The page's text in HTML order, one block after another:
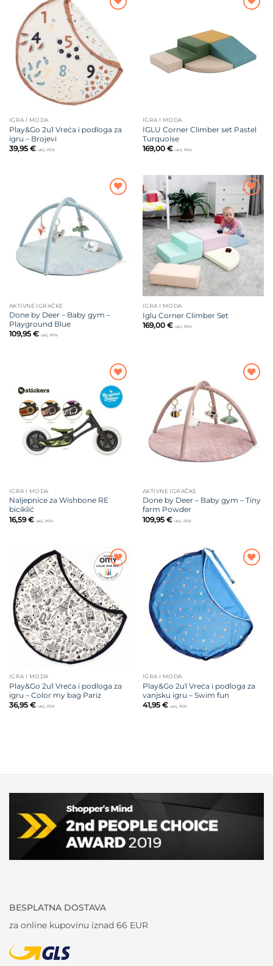
IGRA I MODA
Play&Go 2u1 Vreća i podloga za
igru – Brojevi
39,95 € uklj. PDV
IGRA I MODA
IGLU Corner Climber set Pastel
Turquoise
169,00 € uklj. PDV
AKTIVNE IGRAČKE
Done by Deer – Baby gym –
Playground Blue
109,95 € uklj. PDV
Dodajte
na listu
želja
IGRA I MODA
Iglu Corner Climber Set
169,00 € uklj. PDV
Dodajte
na listu
želja
IGRA I MODA
Naljepnice za Wishbone RE
biciklić
16,59€ uklj. PDV
AKTIVNE IGRAČKE
Done by Deer – Baby gym – Tiny
farm Powder
109,95 € uklj. PDV
Dodajte
na listu
IGRA I MODA
Play&Go 2u1 Vreća i podloga za
igru – Color my bag Pariz
36,95 € uklj. PDV
na listu
IGRA I MODA
Play&Go 2u1 Vreća i podloga za
vanjsku igru – Swim fun
41,95 € uklj. PDV
BESPLATNA DOSTAVA
za online kupovinu iznad 66 EUR